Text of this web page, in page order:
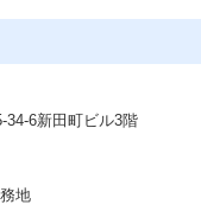
34-6新田町ビル3階
地